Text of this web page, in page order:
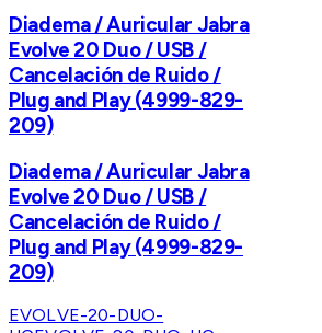
Diadema / Auricular Jabra
Evolve 20 Duo / USB /
Cancelación de Ruido /
Plug and Play (4999-829-
209)
Diadema / Auricular Jabra
Evolve 20 Duo / USB /
Cancelación de Ruido /
Plug and Play (4999-829-
209)
EVOLVE-20-DUO-